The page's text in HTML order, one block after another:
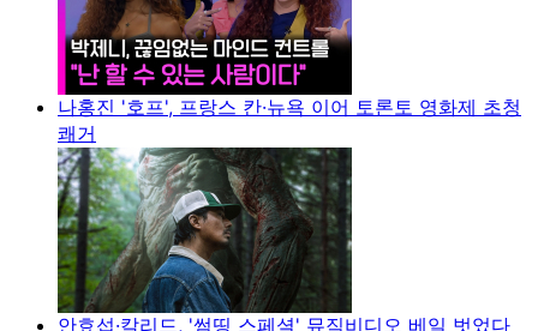
나홍진 '호프', 프랑스 칸·뉴욕 이어 토론토 영화제 초청
쾌거
안효섭·칼리드, '썸띵 스페셜' 뮤직비디오 베일 벗었다